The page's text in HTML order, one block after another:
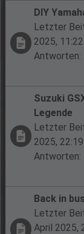
DIY
Letzter
2025, 11:22
Antworten:
Suzuki
Legende
Letzter
2025, 22:19
Antworten:
Back in
Letzter
April 2025,